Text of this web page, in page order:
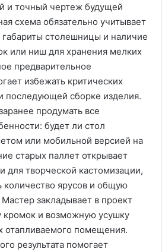
и точный чертеж будущей
схема обязательно учитывает
столешницы и наличие
или ниш для хранения мелких
предварительное
избежать критических
последующей сборке изделия.
продумать все
будет ли стол
или мобильной версией на
старых паллет открывает
для творческой кастомизации,
количество ярусов и общую
закладывает в проект
кромок и возможную усушку
отапливаемого помещения.
результата помогает